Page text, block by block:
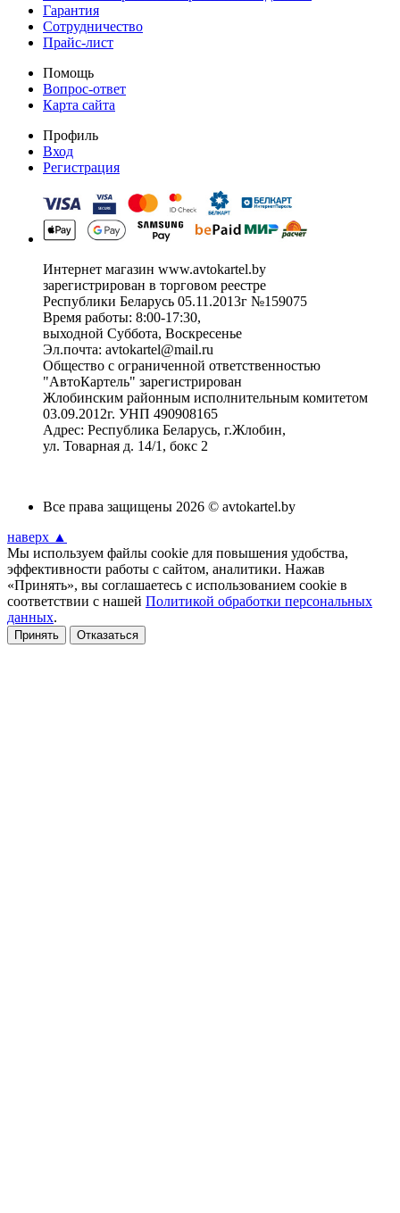
Гарантия
Сотрудничество
Прайс-лист
Помощь
Вопрос-ответ
Карта сайта
Профиль
Вход
Регистрация
Интернет магазин www.avtokartel.by
зарегистрирован в торговом реестре
Республики Беларусь 05.11.2013г №159075
Время работы: 8:00-17:30,
выходной Суббота, Воскресенье
Эл.почта: avtokartel@mail.ru
Общество с ограниченной ответственностью
"АвтоКартель" зарегистрирован
Жлобинским районным исполнительным комитетом
03.09.2012г. УНП 490908165
Адрес: Республика Беларусь, г.Жлобин,
ул. Товарная д. 14/1, бокс 2
Все права защищены 2026 © avtokartel.by
наверх ▲
Мы используем файлы cookie для повышения удобства,
эффективности работы с сайтом, аналитики. Нажав
«Принять», вы соглашаетесь с использованием cookie в
соответствии с нашей Политикой обработки персональных
данных.
Принять Отказаться